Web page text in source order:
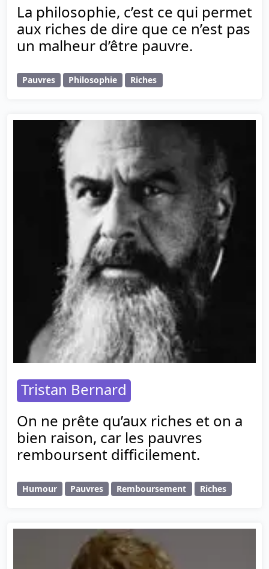
La philosophie, c’est ce qui permet
aux riches de dire que ce n’est pas
un malheur d’être pauvre.
Pauvres Philosophie Riches
Tristan Bernard
On ne prête qu’aux riches et on a
bien raison, car les pauvres
remboursent difficilement.
Humour Pauvres Remboursement Riches